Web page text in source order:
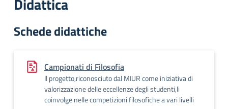
Schede didattiche
Campionati di Filosofia
Il progetto,riconosciuto dal MIUR come iniziativa di
valorizzazione delle eccellenze degli studenti,li
coinvolge nelle competizioni filosofiche a vari livelli